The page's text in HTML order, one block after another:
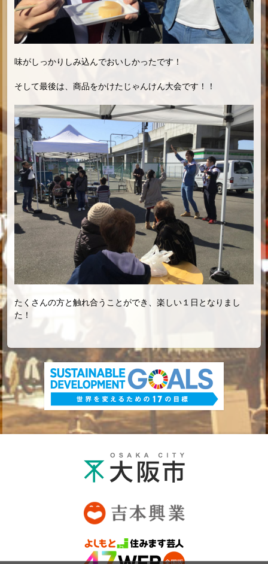
味がしっかりしみ込んでおいしかったです！
そして最後は、商品をかけたじゃんけん大会です！！
たくさんの方と触れ合うことができ、楽しい１日となりまし
た！